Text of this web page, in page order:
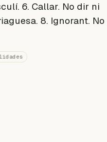
6. Callar. No dir ni
8. Ignorant. No